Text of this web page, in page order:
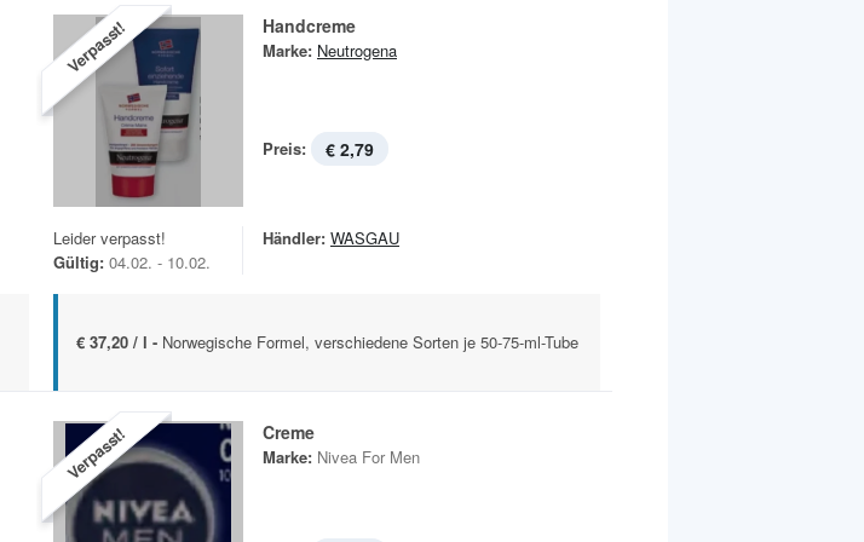
Verpasst! Handcreme
Marke: Neutrogena
Preis: € 2,79
Leider verpasst!
Gültig: 04.02. - 10.02.
Händler: WASGAU
€ 37,20 / l - Norwegische Formel, verschiedene Sorten je 50-75-ml-Tube
Verpasst! Creme
Marke: Nivea For Men